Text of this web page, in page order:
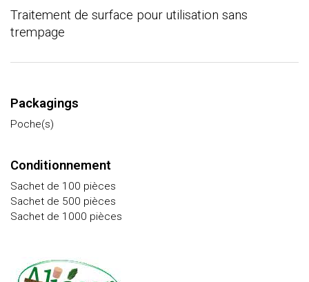
Traitement de surface pour utilisation sans
trempage
Packagings
Poche(s)
Conditionnement
Sachet de 100 pièces
Sachet de 500 pièces
Sachet de 1000 pièces